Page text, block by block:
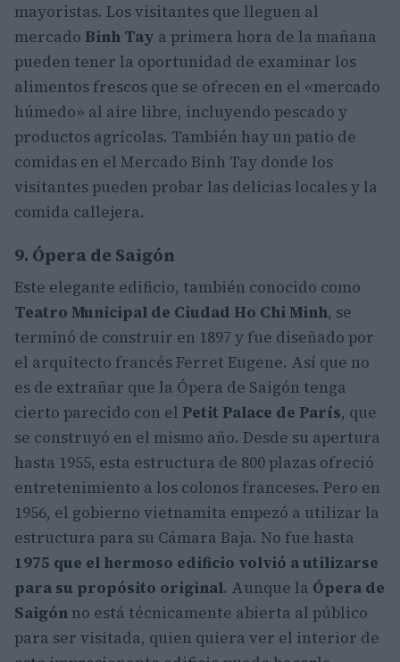
mayoristas. Los visitantes que lleguen al
mercado Binh Tay a primera hora de la mañana
pueden tener la oportunidad de examinar los
alimentos frescos que se ofrecen en el «mercado
húmedo» al aire libre, incluyendo pescado y
productos agrícolas. También hay un patio de
comidas en el Mercado Binh Tay donde los
visitantes pueden probar las delicias locales y la
comida callejera.
9. Ópera de Saigón
Este elegante edificio, también conocido como
Teatro Municipal de Ciudad Ho Chi Minh, se
terminó de construir en 1897 y fue diseñado por
el arquitecto francés Ferret Eugene. Así que no
es de extrañar que la Ópera de Saigón tenga
cierto parecido con el Petit Palace de París, que
se construyó en el mismo año. Desde su apertura
hasta 1955, esta estructura de 800 plazas ofreció
entretenimiento a los colonos franceses. Pero en
1956, el gobierno vietnamita empezó a utilizar la
estructura para su Cámara Baja. No fue hasta
1975 que el hermoso edificio volvió a utilizarse
para su propósito original. Aunque la Ópera de
Saigón no está técnicamente abierta al público
para ser visitada, quien quiera ver el interior de